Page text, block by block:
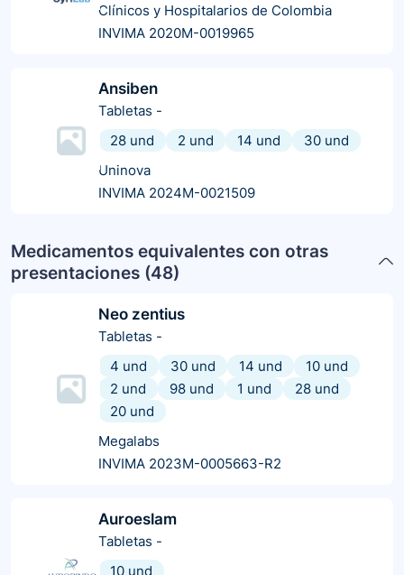
Clínicos y Hospitalarios de Colombia
INVIMA 2020M-0019965
Ansiben
Tabletas -
28 und
2 und 14 und
30 und
Uninova
INVIMA 2024M-0021509
Medicamentos equivalentes con otras
presentaciones (48)
Neo zentius
Tabletas -
4 und
30 und 14 und
10 und
2 und
98 und 1 und
28 und
20 und
Megalabs
INVIMA 2023M-0005663-R2
Auroeslam
Tabletas -
10 und